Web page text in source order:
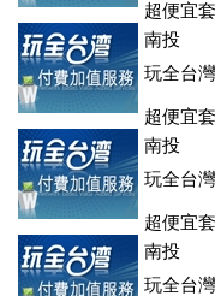
超便宜
登、訂房系統、客房委
南投
玩全台
超便宜
登、訂房系統、客房委
南投
玩全台
超便宜
登、訂房系統、客房委
南投
玩全台